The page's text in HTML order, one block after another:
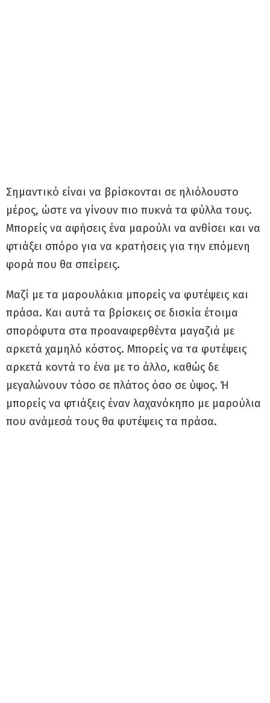
Σημαντικό είναι να βρίσκονται σε ηλιόλουστο
μέρος, ώστε να γίνουν πιο πυκνά τα φύλλα τους.
Μπορείς να αφήσεις ένα μαρούλι να ανθίσει και να
φτιάξει σπόρο για να κρατήσεις για την επόμενη
φορά που θα σπείρεις.
Μαζί με τα μαρουλάκια μπορείς να φυτέψεις και
πράσα. Και αυτά τα βρίσκεις σε δισκία έτοιμα
σπορόφυτα στα προαναφερθέντα μαγαζιά με
αρκετά χαμηλό κόστος. Μπορείς να τα φυτέψεις
αρκετά κοντά το ένα με το άλλο, καθώς δε
μεγαλώνουν τόσο σε πλάτος όσο σε ύψος. Ή
μπορείς να φτιάξεις έναν λαχανόκηπο με μαρούλια
που ανάμεσά τους θα φυτέψεις τα πράσα.